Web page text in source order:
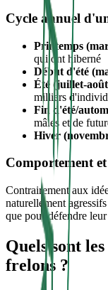
Cycle annuel
Printemps
qui ont hiberné
Début d'été
Été (juillet-
milliers
Fin d'été/
mâles et de
Hiver
Comportement et
Contrairement aux
naturellement
que pour défendre
Quels sont
frelons ?